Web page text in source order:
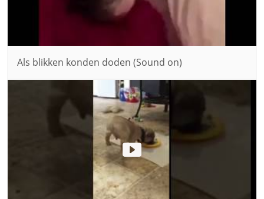
Als blikken konden doden (Sound on)